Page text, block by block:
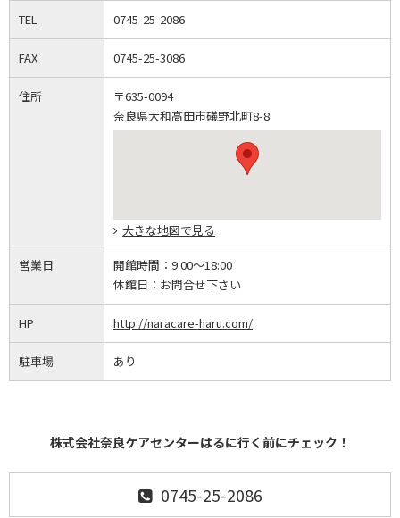
TEL 0745-25-2086
FAX 0745-25-3086
住所
〒635-0094
奈良県大和高田市礒野北町8-8
大きな地図で見る
営業日 開館時間： 9:00～18:00
休館日： お問合せ下さい
HP http://naracare-haru.com/
駐車場 あり
株式会社奈良ケアセンターはるに行く前にチェック！
0745-25-2086